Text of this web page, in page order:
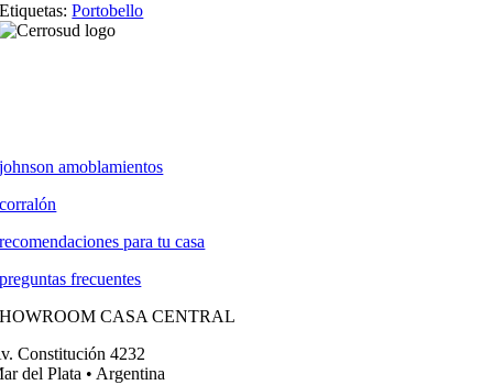
Etiquetas:Portobello
johnson amoblamientos
corralón
recomendaciones para tu casa
preguntas frecuentes
CASA CENTRAL
Constitución 4232
del Plata • Argentina